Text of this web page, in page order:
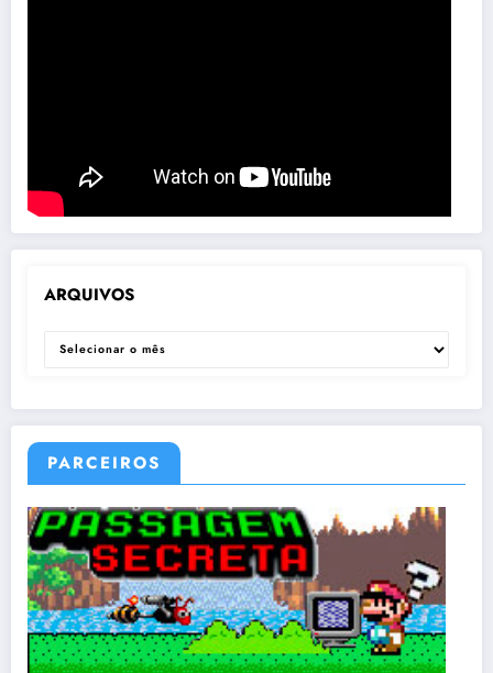
ARQUIVOS
ARQUIVOS
PARCEIROS